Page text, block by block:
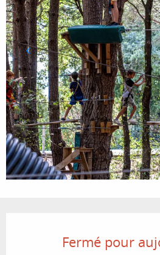
Fermé pour